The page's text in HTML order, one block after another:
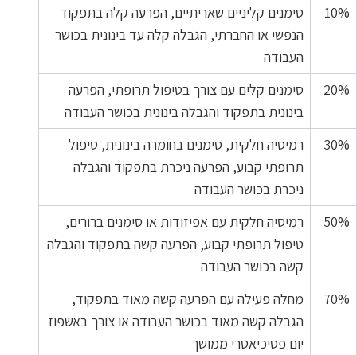
10%
סימנים קליניים שאריתיים, הפרעה קלה בתפקוד
הנפשי או החברתי, הגבלה קלה עד בינונית בכושר
העבודה
20%
סימנים קלים עם צורך בטיפול תרופתי, הפרעה
בינונית בתפקוד והגבלה בינונית בכושר העבודה
30%
רמיסיה חלקית, סימנים בחומרה בינונית, טיפול
תרופתי קבוע, הפרעה ניכרת בתפקוד והגבלה
ניכרת בכושר העבודה
50%
רמיסיה חלקית עם אפיזודות או סימנים ברורים,
טיפול תרופתי קבוע, הפרעה קשה בתפקוד והגבלה
קשה בכושר העבודה
70%
מחלה פעילה עם הפרעה קשה מאוד בתפקוד,
הגבלה קשה מאוד בכושר העבודה או צורך באשפוז
יום פסיכיאטרי ממושך